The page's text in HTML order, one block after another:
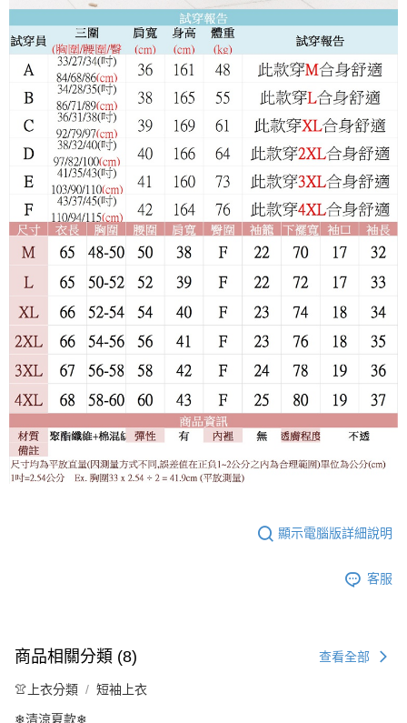
顯示電腦版詳細說明
客服
商品相關分類 (8) 查看全部
👚上衣分類 短袖上衣
❄清涼夏款❄